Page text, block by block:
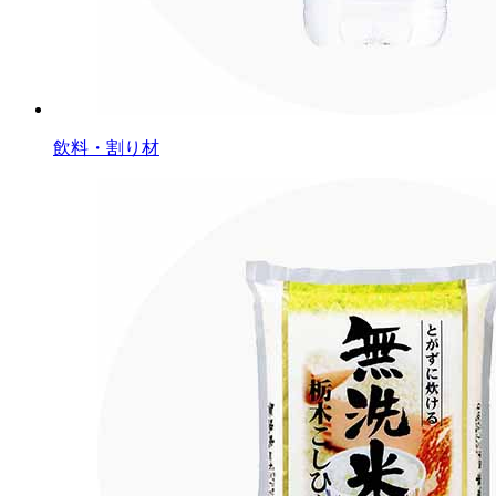
飲料・割り材